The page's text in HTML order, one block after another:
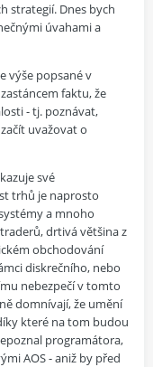
strategií. Dnes bych
úvahami a
výše popsané v
faktu, že
- tj. poznávat,
uvažovat o
své
trhů je naprosto
a mnoho
drtivá většina z
obchodování
diskrečního, nebo
nebezpečí v tomto
domnívají, že umění
které na tom budou
programátora,
AOS - aniž by před